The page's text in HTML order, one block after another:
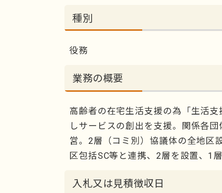
種別
役務
業務の概要
高齢者の在宅生活支援の為「生活
しサービスの創出を支援。関係各
営。2層（コミ別）協議体の全地区
区包括SC等と連携、2層を設置、1
入札又は見積徴収日